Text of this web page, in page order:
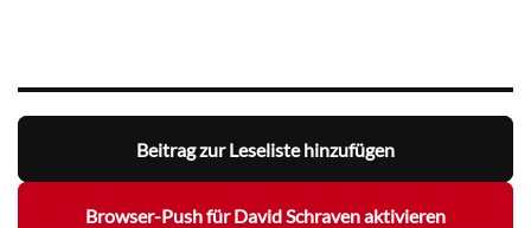
Beitrag zur Leseliste hinzufügen
Browser-Push für David Schraven aktivieren